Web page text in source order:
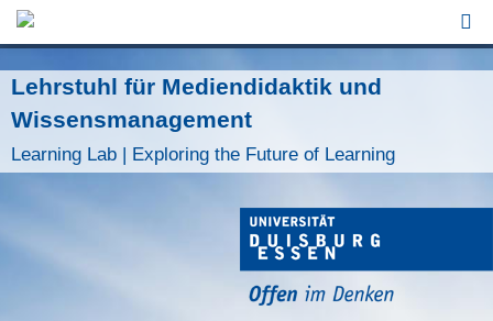
Lehrstuhl für Mediendidaktik und
Wissensmanagement
Learning Lab | Exploring the Future of Learning